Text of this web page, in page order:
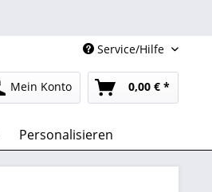
Service/Hilfe
Mein Konto 0,00 € *
Personalisieren